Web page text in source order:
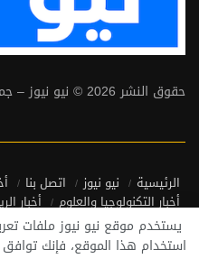
حقوق النشر 2026 © نيو نيوز – جميع الحقوق محفوظة لشركة
الرئيسية نيو نيوز اتصل بنا
أخبار التكنولوجيا والعلوم
أخبار
أخبار منوعة
أخبار من حول العالم
سياسة الخصوصية واتفاقية
يستخدم موقع نيو نيوز ملفات
استخدام هذا الموقع، فإنك